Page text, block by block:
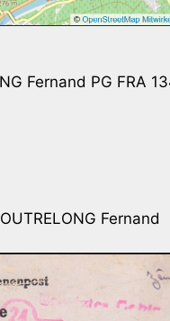
Fernand PG FRA
Fernand